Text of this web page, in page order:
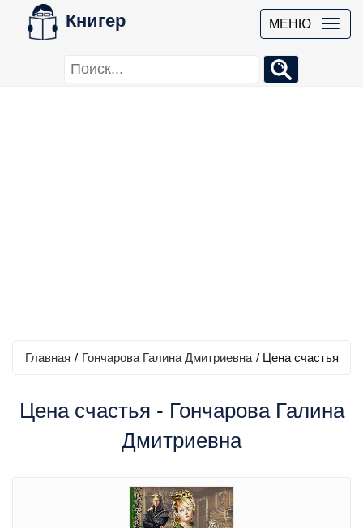
Книгер МЕНЮ
Главная / Гончарова Галина Дмитриевна / Цена счастья
Цена счастья - Гончарова Галина
Дмитриевна